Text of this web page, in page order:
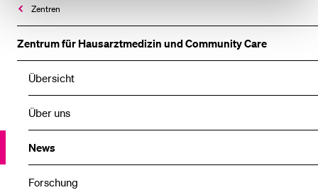
Zentren
Zentrum für Hausarztmedizin und Community Care
Übersicht
Über uns
News
Forschung